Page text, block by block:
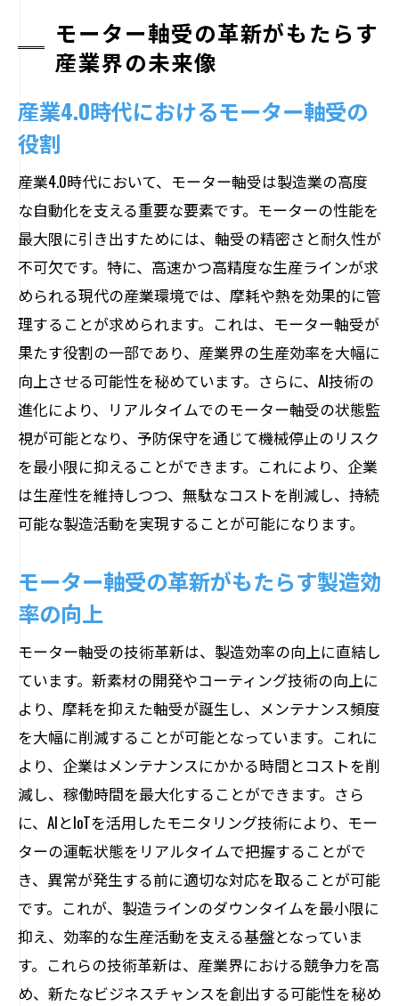
軸受の進化
モーター軸受の技術革新が開く新市場の
可能性
次世代製造業におけるモーター軸受の重
モーター軸受の革新が産業界に与える影
響
次世代モーター軸受が切り拓く持続可能な社
会
環境負荷低減に貢献するモーター軸受の
新技術
持続可能なエネルギー社会を支えるモー
ター軸受
モーター軸受の進化と持続可能な都市開
発
新素材採用によるモーター軸受の環境へ
の影響
モーター軸受が切り拓く持続可能な産業
エコロジカル・イノベーションとしての
モーター軸受
AIと新素材で進化するモーター軸受技術
AI技術が実現するモーター軸受の予測保
全
新素材採用によるモーター軸受の寿命延
長
スマートモーター軸受技術の最前線
モーター軸受におけるAI活用事例
AIと新素材が生むモーター軸受の新たな
可能性
進化するモーター軸受技術とその未来
モーター軸受が産業全体の競争力を強化する
理由
モーター軸受の革新がもたらす
産業界の未来像
産業4.0時代におけるモーター軸受の
役割
産業4.0時代において、モーター軸受は製造業の高度
な自動化を支える重要な要素です。モーターの性能を
最大限に引き出すためには、軸受の精密さと耐久性が
不可欠です。特に、高速かつ高精度な生産ラインが求
められる現代の産業環境では、摩耗や熱を効果的に管
理することが求められます。これは、モーター軸受が
果たす役割の一部であり、産業界の生産効率を大幅に
向上させる可能性を秘めています。さらに、AI技術の
進化により、リアルタイムでのモーター軸受の状態監
視が可能となり、予防保守を通じて機械停止のリスク
を最小限に抑えることができます。これにより、企業
は生産性を維持しつつ、無駄なコストを削減し、持続
可能な製造活動を実現することが可能になります。
モーター軸受の革新がもたらす製造効
率の向上
モーター軸受の技術革新は、製造効率の向上に直結し
ています。新素材の開発やコーティング技術の向上に
より、摩耗を抑えた軸受が誕生し、メンテナンス頻度
を大幅に削減することが可能となっています。これに
より、企業はメンテナンスにかかる時間とコストを削
減し、稼働時間を最大化することができます。さら
に、AIとIoTを活用したモニタリング技術により、モー
ターの運転状態をリアルタイムで把握することがで
き、異常が発生する前に適切な対応を取ることが可能
です。これが、製造ラインのダウンタイムを最小限に
抑え、効率的な生産活動を支える基盤となっていま
す。これらの技術革新は、産業界における競争力を高
め、新たなビジネスチャンスを創出する可能性を秘め